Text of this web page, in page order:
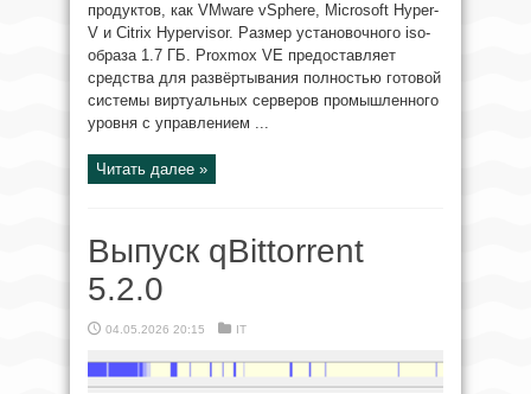
продуктов, как VMware vSphere, Microsoft Hyper-
V и Citrix Hypervisor. Размер установочного iso-
образа 1.7 ГБ. Proxmox VE предоставляет
средства для развёртывания полностью готовой
системы виртуальных серверов промышленного
уровня с управлением ...
Читать далее »
Выпуск qBittorrent
5.2.0
04.05.2026 20:15 IT